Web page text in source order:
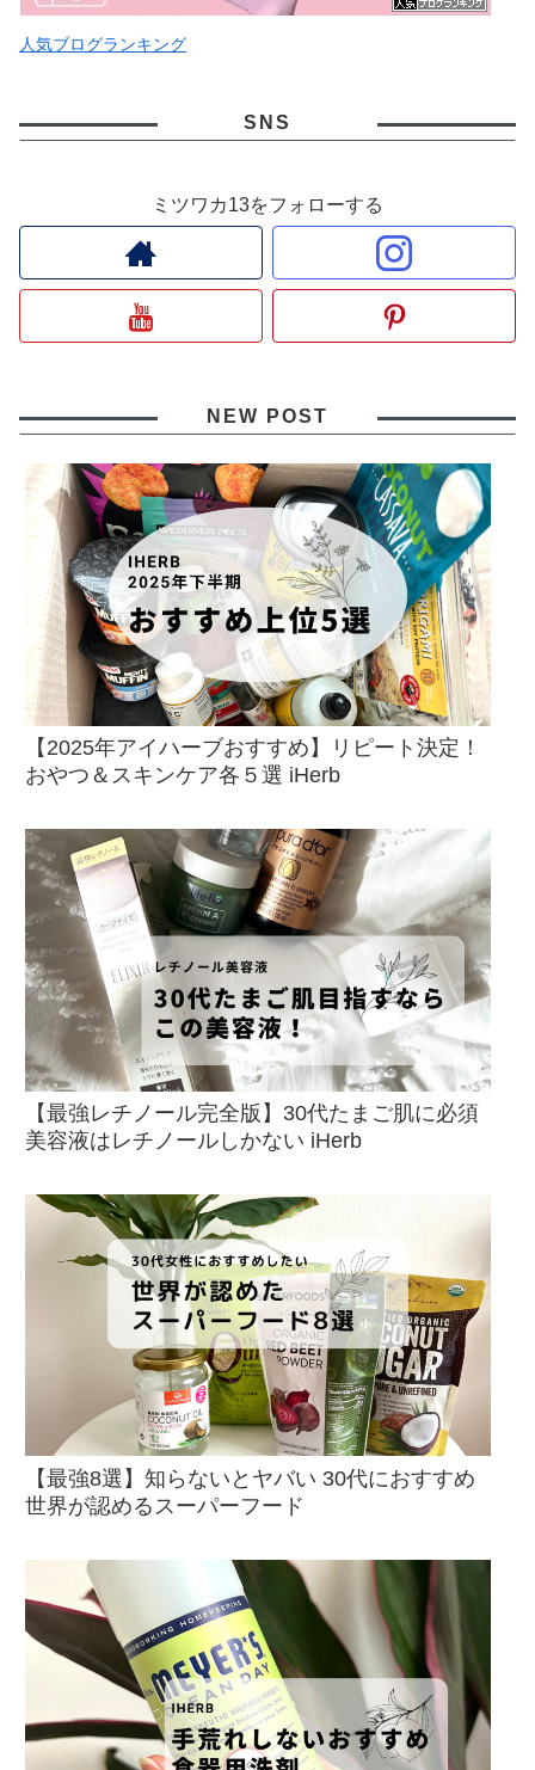
人気ブログランキング
SNS
ミツワカ13をフォローする
NEW POST
【2025年アイハーブおすすめ】リピート決定！
おやつ＆スキンケア各５選 iHerb
【最強レチノール完全版】30代たまご肌に必須
美容液はレチノールしかない iHerb
【最強8選】知らないとヤバい 30代におすすめ
世界が認めるスーパーフード